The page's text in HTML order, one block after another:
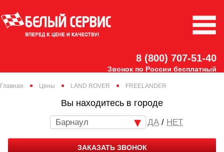
8 (800) 707-51-40
Звонок по России бесплатный
Главная Цены LAND ROVER FREELANDER
Вы находитесь в городе
Барнаул / НЕТ
ЗАКАЗАТЬ ЗВОНОК